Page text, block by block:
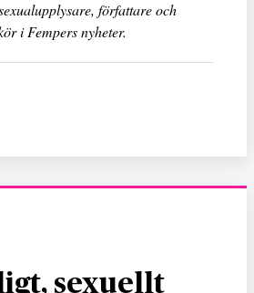
författare och
i Fempers nyheter.
sexuellt